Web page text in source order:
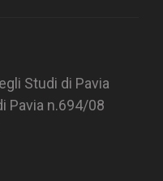
Studi di Pavia
Pavia n.694/08